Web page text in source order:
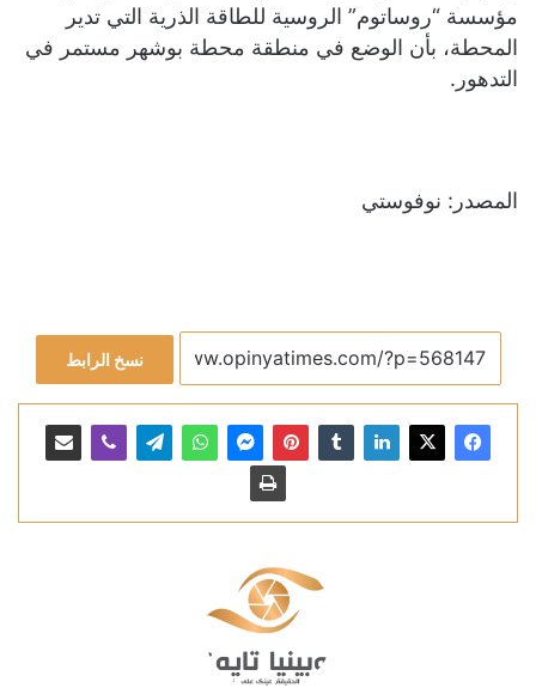
مؤسسة “روساتوم” الروسية للطاقة الذرية التي تدير
المحطة، بأن الوضع في منطقة محطة بوشهر مستمر في
التدهور.
المصدر: نوفوستي
نسخ الرابط